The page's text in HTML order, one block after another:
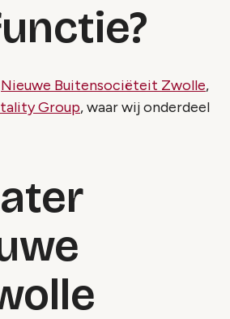
Nieuwe Buitensociëteit Zwolle,
Group, waar wij onderdeel